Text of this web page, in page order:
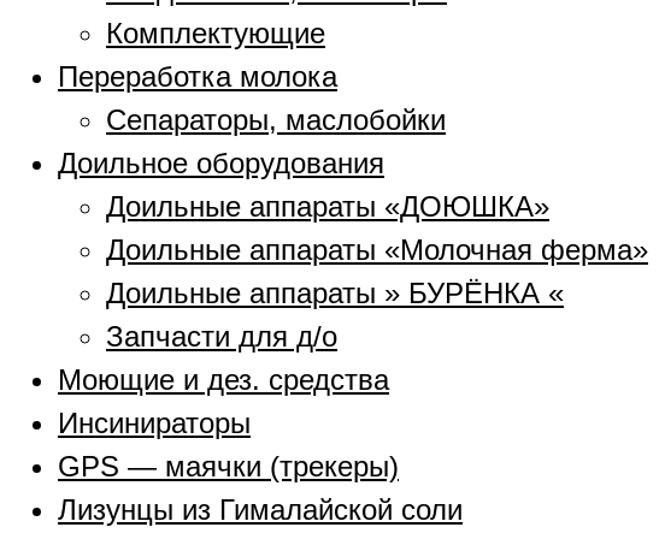
Комплектующие
Переработка молока
Сепараторы, маслобойки
Доильное оборудования
Доильные аппараты «ДОЮШКА»
Доильные аппараты «Молочная ферма»
Доильные аппараты » БУРЁНКА «
Запчасти для д/о
Моющие и дез. средства
Инсинираторы
GPS — маячки (трекеры)
Лизунцы из Гималайской соли